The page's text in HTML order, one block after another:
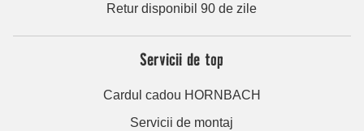
Retur disponibil 90 de zile
Servicii de top
Cardul cadou HORNBACH
Servicii de montaj